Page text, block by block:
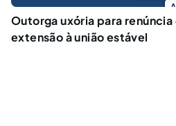
Outorga uxória para renúncia
extensão à união estável